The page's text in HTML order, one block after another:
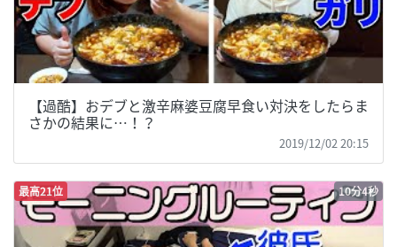
【過酷】おデブと激辛麻婆豆腐早食い対決をしたらま
さかの結果に…！？
2019/12/02 20:15
最高21位 10分4秒